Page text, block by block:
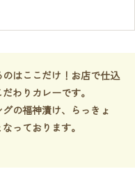
はここだけ！お店で仕込
わりカレーです。
の福神漬け、らっきょ
っております。